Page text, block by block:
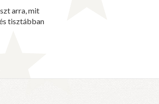
arra, mit
tisztábban